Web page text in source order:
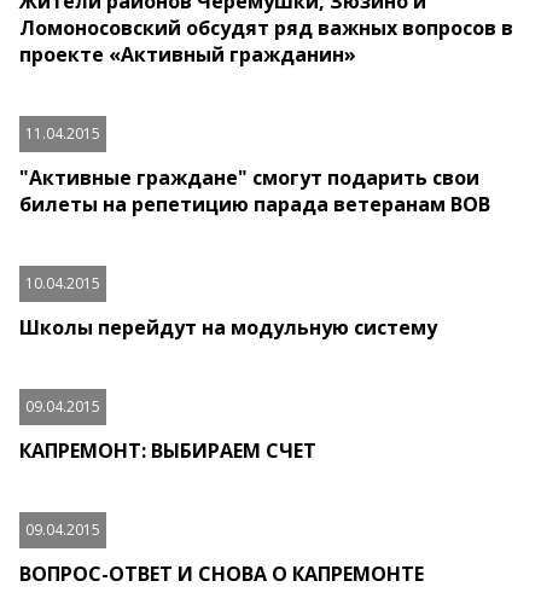
Ломоносовский обсудят ряд важных вопросов в
проекте «Активный гражданин»
11.04.2015
"Активные граждане" смогут подарить свои
билеты на репетицию парада ветеранам ВОВ
10.04.2015
Школы перейдут на модульную систему
09.04.2015
КАПРЕМОНТ: ВЫБИРАЕМ СЧЕТ
09.04.2015
ВОПРОС-ОТВЕТ И СНОВА О КАПРЕМОНТЕ